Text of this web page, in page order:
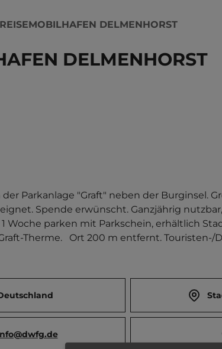
REISEMOBILHAFEN DELMENHORST
DELMENHORST
Parkanlage "Graft" neben der Burginsel.
Spende erwünscht. Ganzjährig
1 Woche parken mit Parkschein, erhältlich
Therme.   Ort 200 m entfernt. Touristen-/